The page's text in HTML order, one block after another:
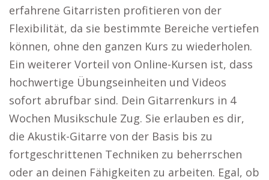
erfahrene Gitarristen profitieren von der
Flexibilität, da sie bestimmte Bereiche vertiefen
können, ohne den ganzen Kurs zu wiederholen.
Ein weiterer Vorteil von Online-Kursen ist, dass
hochwertige Übungseinheiten und Videos
sofort abrufbar sind. Dein Gitarrenkurs in 4
Wochen Musikschule Zug. Sie erlauben es dir,
die Akustik-Gitarre von der Basis bis zu
fortgeschrittenen Techniken zu beherrschen
oder an deinen Fähigkeiten zu arbeiten. Egal, ob